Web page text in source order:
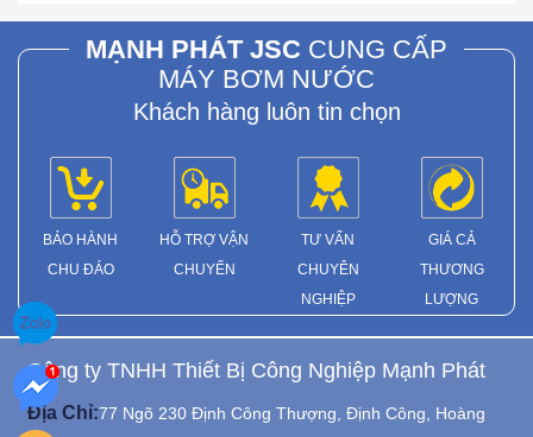
MẠNH PHÁT JSC CUNG CẤP
MÁY BƠM NƯỚC
Khách hàng luôn tin chọn
BẢO HÀNH
CHU ĐÁO
HỖ TRỢ VẬN
CHUYỂN
TƯ VẤN
CHUYÊN
NGHIỆP
GIÁ CẢ
THƯƠNG
LƯỢNG
Công ty TNHH Thiết Bị Công Nghiệp Mạnh Phát
Địa Chỉ:77 Ngõ 230 Định Công Thượng, Định Công, Hoàng